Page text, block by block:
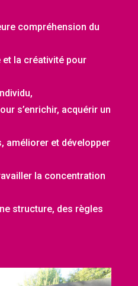
compréhension du
la créativité pour
s’enrichir, acquérir un
améliorer et développer
la concentration
structure, des règles